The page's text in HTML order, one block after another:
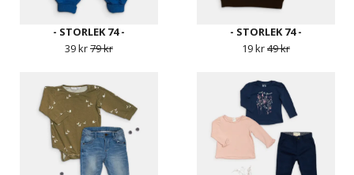
- STORLEK 74 -
39 kr79 kr
- STORLEK 74 -
19 kr49 kr